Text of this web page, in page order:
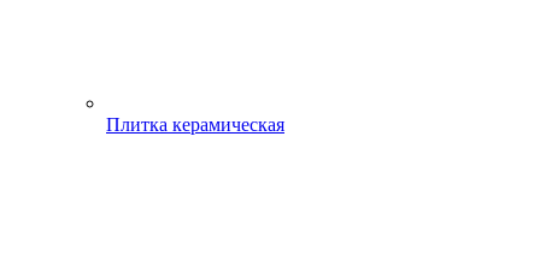
Плитка керамическая